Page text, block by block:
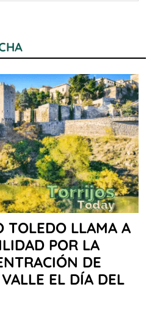
TOLEDO LLAMA A
POR LA
DE
EL DÍA DEL